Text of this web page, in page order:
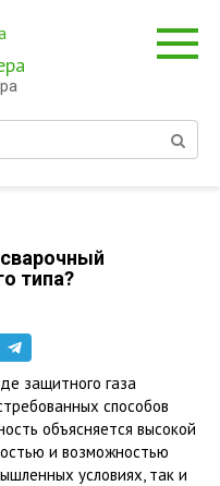
типа?
защитного газа
способов
объясняется высокой
и возможностью
условиях, так и